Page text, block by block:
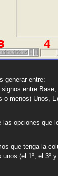
generar entre:
entre
o menos) Unos,
opciones que
que tenga la
(el 1º, el 3º